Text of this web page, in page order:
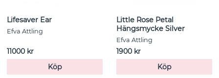
Lifesaver Ear
Efva Attling
11000 kr
Köp
Little Rose Petal
Hängsmycke Silver
Efva Attling
1900 kr
Köp